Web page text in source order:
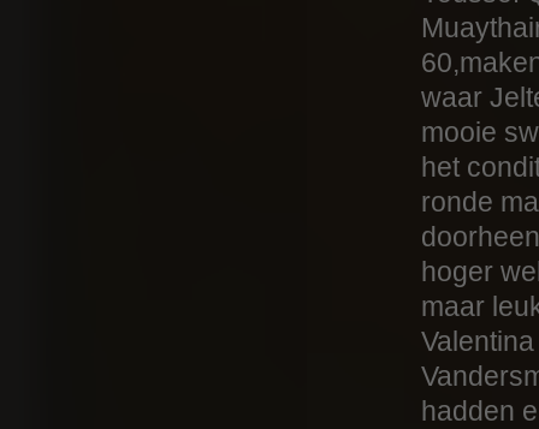
waar
mooie
het
ronde
hoger
maar
hadden